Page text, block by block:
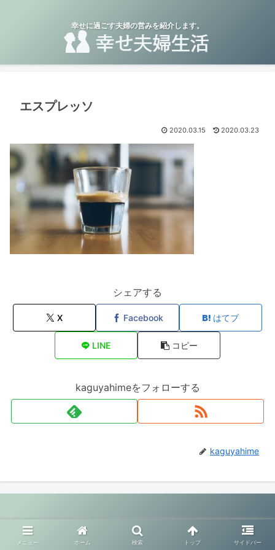
幸せに過ごす夫婦の営みを紹介します。
エスプレッソ
2020.03.15 2020.03.23
シェアする
X Facebook はてブ
LINE コピー
kaguyahimeをフォローする
kaguyahime
© 2020 幸せ夫婦生活.
メニュー ホーム 検索 トップ サイドバー